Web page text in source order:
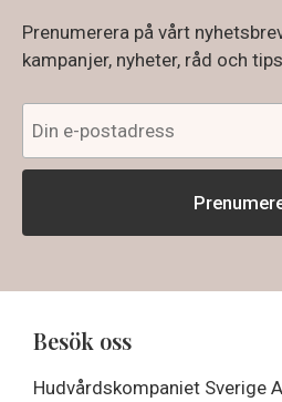
Prenumerera på vårt
kampanjer, nyheter, råd och
Besök oss
Hudvårdskompaniet Sverige